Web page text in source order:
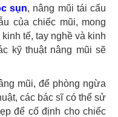
sụn, nâng mũi tái cấu
của chiếc mũi, mong
tế, tay nghề và kinh
kỹ thuật nâng mũi sẽ
mũi, để phòng ngừa
các bác sĩ có thể sử
để cố định cho chiếc